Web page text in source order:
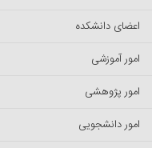
اعضای دانشکده
امور آموزشی
امور پژوهشی
امور دانشجویی